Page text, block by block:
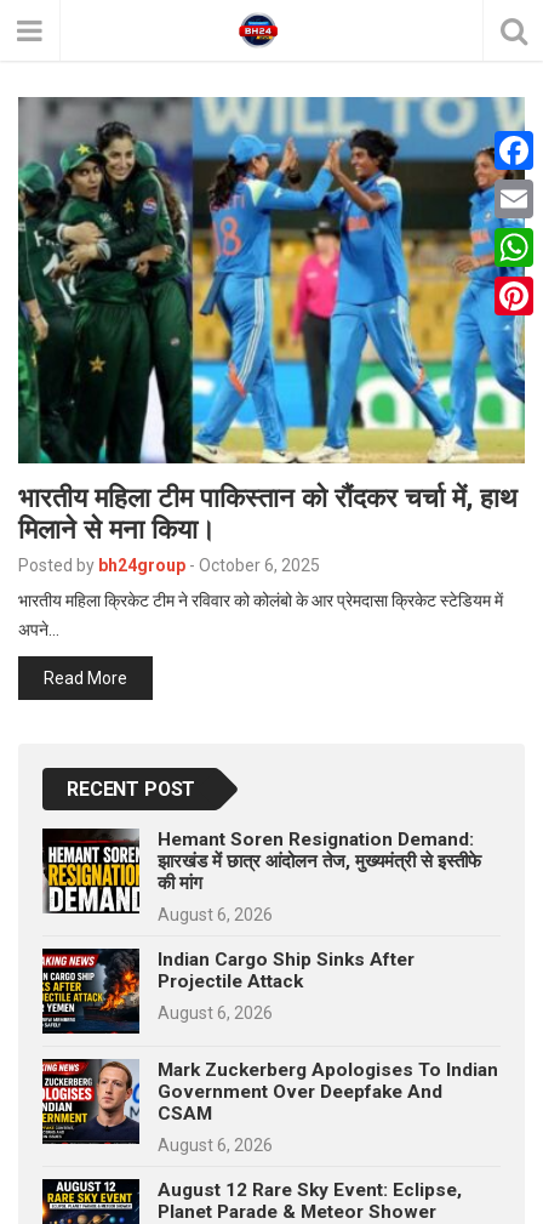
भारतीय महिला टीम पाकिस्तान को रौंदकर चर्चा में, हाथ
मिलाने से मना किया।
Posted by bh24group - October 6, 2025
भारतीय महिला क्रिकेट टीम ने रविवार को कोलंबो के आर प्रेमदासा क्रिकेट स्टेडियम में
अपने…
Read More
RECENT POST
Hemant Soren Resignation Demand:
झारखंड में छात्र आंदोलन तेज, मुख्यमंत्री से इस्तीफे
की मांग
August 6, 2026
Indian Cargo Ship Sinks After
Projectile Attack
August 6, 2026
Mark Zuckerberg Apologises To Indian
Government Over Deepfake And
CSAM
August 6, 2026
August 12 Rare Sky Event: Eclipse,
Planet Parade & Meteor Shower
F
a
c
e
b
o
o
k
E
m
a
l
W
h
a
t
s
P
i
t
e
s